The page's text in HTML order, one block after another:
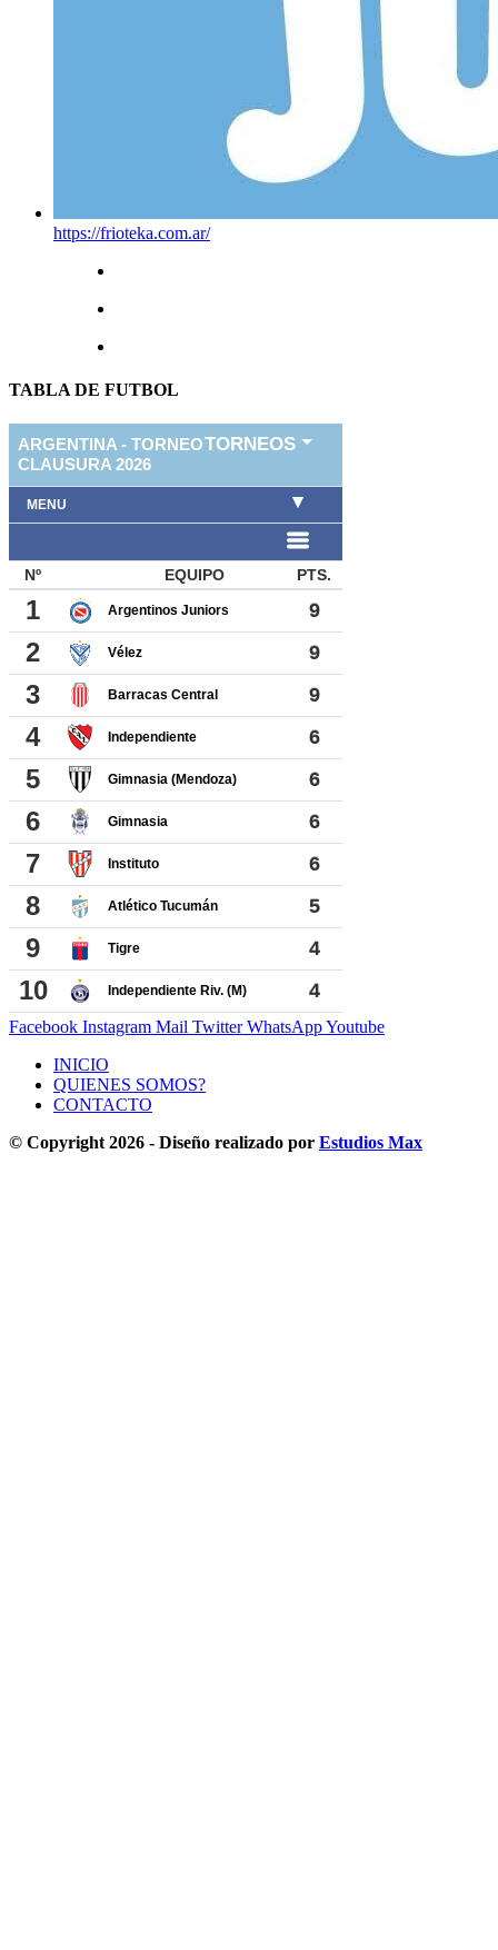
https://frioteka.com.ar/
TABLA DE FUTBOL
Facebook Instagram Mail Twitter WhatsAppYoutube
INICIO
QUIENES SOMOS?
CONTACTO
© Copyright 2026 - Diseño realizado por Estudios Max